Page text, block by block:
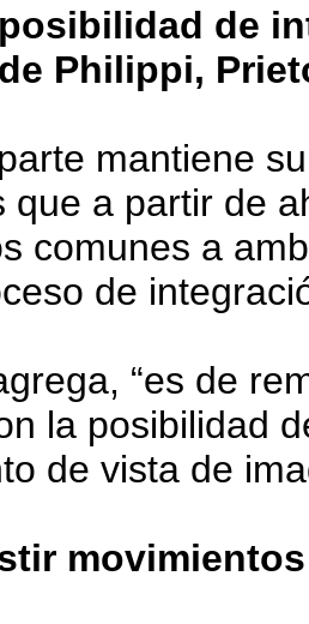
de
Philippi,
mantiene
que a partir de
comunes a
de
“es de
la posibilidad
de vista de